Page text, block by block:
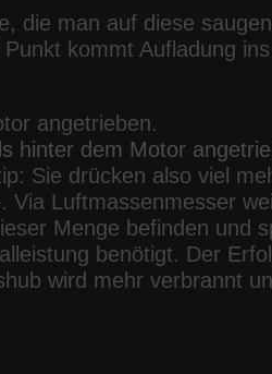
die man auf diese
kommt Aufladung
angetrieben.
hinter dem Motor
Sie drücken also viel
Via Luftmassenmesser
Menge befinden und
benötigt. Der
wird mehr verbrannt